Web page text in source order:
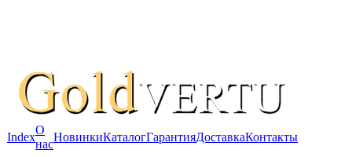
Index
О
нас
НовинкиКаталогГарантияДоставкаКонтакты